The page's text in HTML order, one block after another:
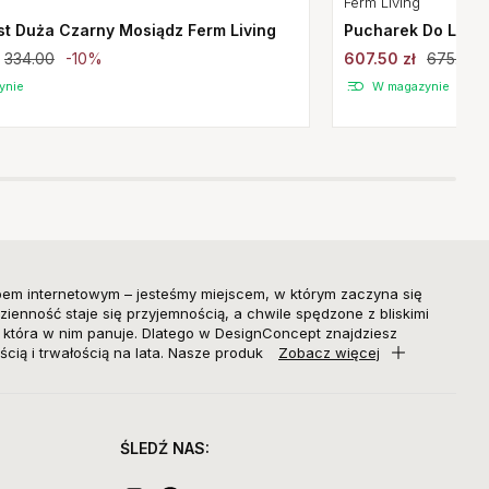
Duża Czarny Mosiądz Ferm Living
334.00
-10%
Pucharek Do
607.50 zł 675.00
W magazynie
internetowym – jesteśmy miejscem, w którym zaczyna się
staje się przyjemnością, a chwile spędzone z bliskimi
w nim panuje. Dlatego w DesignConcept znajdziesz
i trwałością na lata. Nasze produk
Zobacz więcej
ŚLEDŹ NAS: